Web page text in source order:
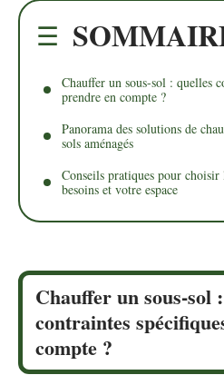
Chauffer un sous-sol : quelles
prendre en compte ?
Panorama des solutions de
sols aménagés
Conseils pratiques pour
besoins et votre espace
Chauffer un sous-sol
contraintes
compte ?